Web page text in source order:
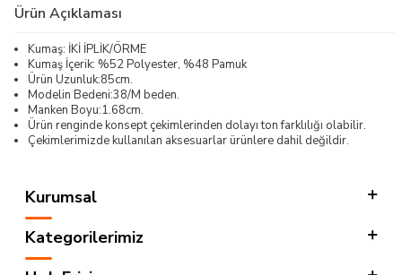
Ürün Açıklaması
Kumaş: İKİ İPLİK/ÖRME
Kumaş İçerik: %52 Polyester, %48 Pamuk
Ürün Uzunluk:85cm.
Modelin Bedeni:38/M beden.
Manken Boyu:1.68cm.
Ürün renginde konsept çekimlerinden dolayı ton farklılığı olabilir.
Çekimlerimizde kullanılan aksesuarlar ürünlere dahil değildir.
Kurumsal
Kategorilerimiz